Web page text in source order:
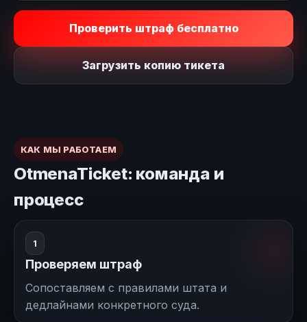
Проверить штраф бесплатно
Загрузить копию тикета
КАК МЫ РАБОТАЕМ
OtmenaTicket: команда и
процесс
1
Проверяем штраф
Сопоставляем с правилами штата и
дедлайнами конкретного суда.